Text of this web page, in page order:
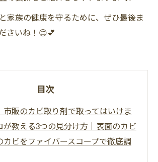
家族の健康を守るために、ぜひ最後ま
さいね！😊💕
目次
市販のカビ取り剤で取ってはいけま
が教える3つの見分け方｜表面のカビ
カビをファイバースコープで徹底調